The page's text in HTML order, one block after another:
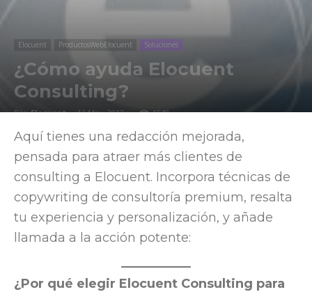
Elocuent ProductosWebElocuent Soluciones
¿Cómo ayuda Elocuent
Consulting?
Por Elocuent - 13 May, 2012 1548
Aquí tienes una redacción mejorada,
pensada para atraer más clientes de
consulting a Elocuent. Incorpora técnicas de
copywriting de consultoría premium, resalta
tu experiencia y personalización, y añade
llamada a la acción potente:
¿Por qué elegir Elocuent Consulting para